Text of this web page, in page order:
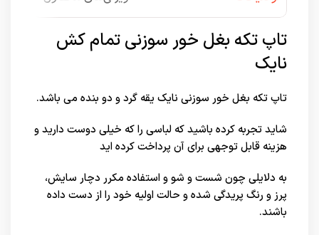
تاپ تکه بغل خور سوزنی تمام کش
نایک
تاپ تکه بغل خور سوزنی نایک یقه گرد و دو بنده می باشد.
شاید تجربه کرده باشید که لباسی را که خیلی دوست دارید و
هزینه قابل توجهی برای آن پرداخت کرده اید
به دلایلی چون شست و شو و استفاده مکرر دچار سایش،
پرز و رنگ پریدگی شده و حالت اولیه خود را از دست داده
باشند.